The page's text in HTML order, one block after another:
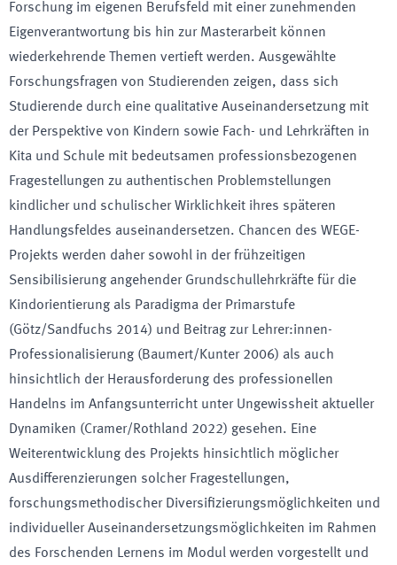
Forschung im eigenen Berufsfeld mit einer zunehmenden
Eigenverantwortung bis hin zur Masterarbeit können
wiederkehrende Themen vertieft werden. Ausgewählte
Forschungsfragen von Studierenden zeigen, dass sich
Studierende durch eine qualitative Auseinandersetzung mit
der Perspektive von Kindern sowie Fach- und Lehrkräften in
Kita und Schule mit bedeutsamen professionsbezogenen
Fragestellungen zu authentischen Problemstellungen
kindlicher und schulischer Wirklichkeit ihres späteren
Handlungsfeldes auseinandersetzen. Chancen des WEGE-
Projekts werden daher sowohl in der frühzeitigen
Sensibilisierung angehender Grundschullehrkräfte für die
Kindorientierung als Paradigma der Primarstufe
(Götz/Sandfuchs 2014) und Beitrag zur Lehrer:innen-
Professionalisierung (Baumert/Kunter 2006) als auch
hinsichtlich der Herausforderung des professionellen
Handelns im Anfangsunterricht unter Ungewissheit aktueller
Dynamiken (Cramer/Rothland 2022) gesehen. Eine
Weiterentwicklung des Projekts hinsichtlich möglicher
Ausdifferenzierungen solcher Fragestellungen,
forschungsmethodischer Diversifizierungsmöglichkeiten und
individueller Auseinandersetzungsmöglichkeiten im Rahmen
des Forschenden Lernens im Modul werden vorgestellt und